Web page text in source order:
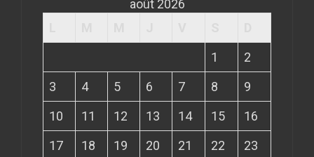
août 2026
1
2
3
4 5 6 7 8
9
10
11 12 13 14 15
16
17
18 19 20 21 22
23